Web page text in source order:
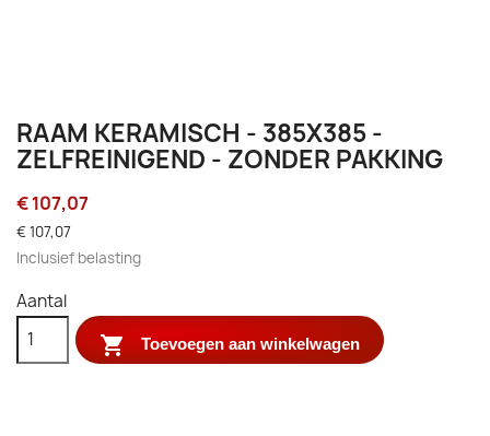
RAAM KERAMISCH - 385X385 -
ZELFREINIGEND - ZONDER PAKKING
€ 107,07
€ 107,07
Inclusief belasting
Aantal
 Toevoegen aan winkelwagen